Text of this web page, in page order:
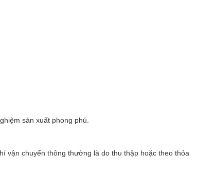
sản xuất phong phú.
vận chuyển thông thường là do thu thập hoặc theo thỏa